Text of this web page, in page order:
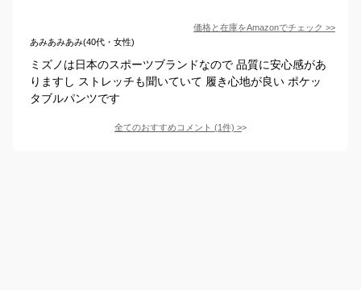
価格と在庫をAmazonでチェック >>
あみあみあみ(40代・女性)
ミズノは日本のスポーツブランドなので 品質に安心感があ
りますし ストレッチも聞いていて 履き心地が良い ポケッ
タブルパンツです
全てのおすすめコメント (1件) >